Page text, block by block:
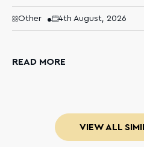
Other 4th August, 2026
READ MORE
VIEW ALL